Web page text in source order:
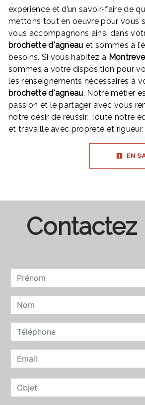
expérience et d’un savoir-faire de
mettons tout en oeuvre pour vous
vous accompagnons ainsi dans
brochette d'agneau et sommes à
besoins. Si vous habitez à
sommes à votre disposition pour
les renseignements nécessaires à
brochette d'agneau. Notre métier
passion et le partager avec vous
notre désir de réussir. Toute notre
et travaille avec propreté et rigueur.
EN
Contactez